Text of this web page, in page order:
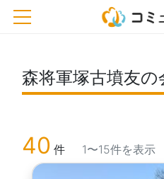
toggle navigation
森将軍塚古墳友
40 件 1〜15件を表示